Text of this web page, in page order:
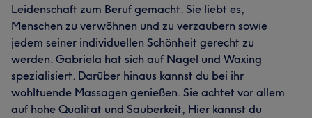
Leidenschaft zum Beruf gemacht. Sie liebt es,
Menschen zu verwöhnen und zu verzaubern sowie
jedem seiner individuellen Schönheit gerecht zu
werden. Gabriela hat sich auf Nägel und Waxing
spezialisiert. Darüber hinaus kannst du bei ihr
wohltuende Massagen genießen. Sie achtet vor allem
auf hohe Qualität und Sauberkeit, Hier kannst du